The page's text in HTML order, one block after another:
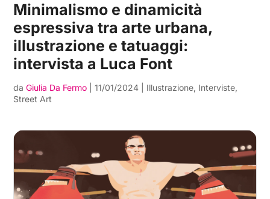
Minimalismo e dinamicità
espressiva tra arte urbana,
illustrazione e tatuaggi:
intervista a Luca Font
daGiulia Da Fermo |11/01/2024 Illustrazione, Interviste,
Street Art